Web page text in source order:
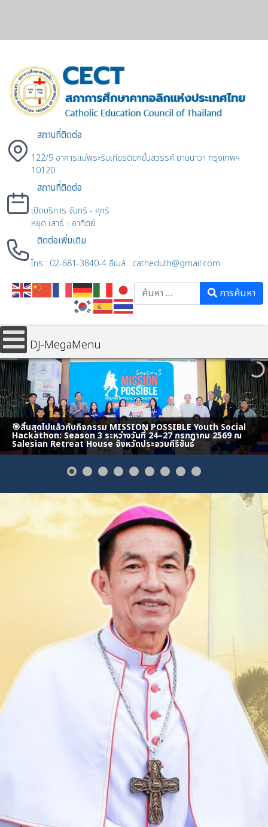
สถานที่ติดต่อ
122/9 อาคารแม่พระรับเกียรติยกขึ้นสวรรค์ ยานนาวา กรุงเทพฯ
10120
สถานที่ติดต่อ
เปิดบริการ จันทร์ - ศุกร์
หยุด เสาร์ - อาทิตย์
ติดต่อเพิ่มเติม
โทร : 02-681-3840-4 อีเมล์ : catheduth@gmail.com
Searchการค้นหา
DJ-MegaMenu
🎯สิ้นสุดไปแล้วกับกิจกรรม MISSION POSSIBLE Youth Social
Hackathon: Season 3 ระหว่างวันที่ 24–27 กรกฎาคม 2569 ณ
Salesian Retreat House จังหวัดประจวบคีรีขันธ์